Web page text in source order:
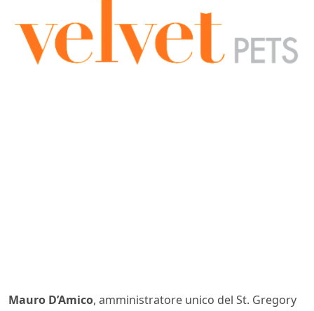
Mauro D’Amico, amministratore unico del St. Gregory